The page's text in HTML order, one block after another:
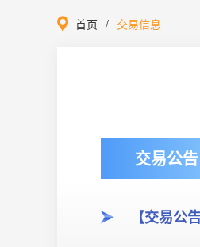
首页 交易信息
交易公告
【交易